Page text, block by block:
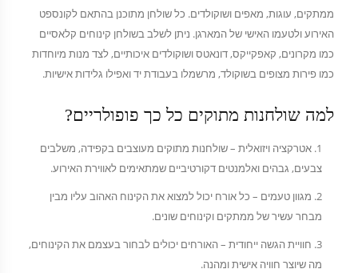
ממתקים, עוגות, מאפים ושוקולדים. כל שולחן מתוכנן בהתאם לקונספט
האירוע ולטעמו האישי של המארגן. ניתן לשלב בשולחן קינוחים קלאסיים
כמו מקרונים, קאפקייקס, דונאטס ושוקולדים איכותיים, לצד מנות מיוחדות
כמו פירות מצופים בשוקולד, מרשמלו בעבודת יד ואפילו גלידות אישיות.
למה שולחנות מתוקים כל כך פופולריים?
אטרקציה ויזואלית – שולחנות מתוקים מעוצבים בקפידה, משלבים
צבעים, גבהים ואלמנטים דקורטיביים שמתאימים לאווירת האירוע.
מגוון טעמים – כל אורח יכול למצוא את הקינוח האהוב עליו מבין
מבחר עשיר של ממתקים וקינוחים שונים.
חוויית הגשה ייחודית – האורחים יכולים לבחור בעצמם את הקינוחים,
מה שיוצר חוויה אישית ומהנה.